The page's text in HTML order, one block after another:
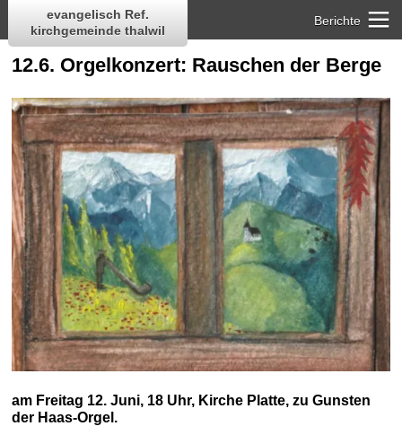
evangelisch Ref.
kirchgemeinde thalwil
Berichte
12.6. Orgelkonzert: Rauschen der Berge
am Freitag 12. Juni, 18 Uhr, Kirche Platte, zu Gunsten
der Haas-Orgel.